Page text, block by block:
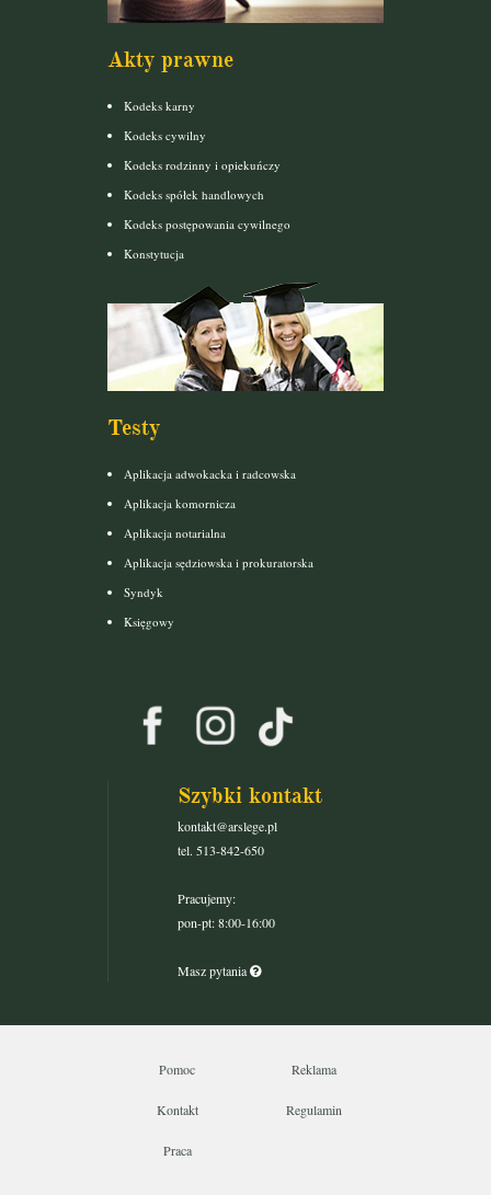
Akty prawne
Kodeks karny
Kodeks cywilny
Kodeks rodzinny i opiekuńczy
Kodeks spółek handlowych
Kodeks postępowania cywilnego
Konstytucja
Testy
Aplikacja adwokacka i radcowska
Aplikacja komornicza
Aplikacja notarialna
Aplikacja sędziowska i prokuratorska
Syndyk
Księgowy
Szybki kontakt
kontakt@arslege.pl
tel. 513-842-650
Pracujemy:
pon-pt: 8:00-16:00
Masz pytania
Pomoc Reklama
Kontakt Regulamin
Praca